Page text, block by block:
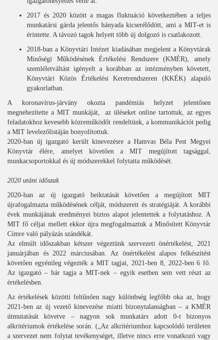
2017 és 2020 között a magas fluktuáció következtében a teljes
munkatársi gárda jelentős hányada kicserélődött, ami a MIT-et is
érintette. A távozó tagok helyett több új dolgozó is csatlakozott.
2018-ban a Könyvtári Intézet kiadásában megjelent a Könyvtárak
Minőségi Működésének Értékelési Rendszere (KMÉR), amely
szemléletváltást igényelt a korábban az intézményben követett,
Könyvtári Közös Értékelési Keretrendszeren (KKÉK) alapuló
gyakorlatban.
A koronavírus-járvány okozta pandémiás helyzet jelentősen
megnehezítette a MIT munkáját, az üléseket online tartottuk, az egyes
feladatokhoz kevesebb közreműködőt rendeltünk, a kommunikációt pedig
a MIT levelezőlistáján bonyolítottuk.
2020-ban új igazgató került kinevezésre a Hamvas Béla Pest Megyei
Könyvtár élére, amelyet követően a MIT megújított tagsággal,
munkacsoportokkal és új módszerekkel folytatta működését.
2020 utáni időszak
2020-ban az új igazgató beiktatását követően a megújított MIT
újrafogalmazta működésének célját, módszereit és stratégiáját. A korábbi
évek munkájának eredményei biztos alapot jelentettek a folytatáshoz. A
MIT fő céljai mellett ekkor újra megfogalmaztuk a Minősített Könyvtár
Címre való pályázás szándékát.
Az elmúlt időszakban kétszer végeztünk szervezeti önértékelést, 2021
januárjában és 2022 márciusában. Az önértékelést alapos felkészítést
követően egyénileg végezték a MIT tagjai, 2021-ben 8, 2022-ben 6 fő.
Az igazgató – bár tagja a MIT-nek – egyik esetben sem vett részt az
értékelésben.
Az értékelések közötti feltűnően nagy különbség legfőbb oka az, hogy
2021-ben az új vezető kinevezése miatti bizonytalanságban – a KMÉR
útmutatását követve – nagyon sok munkatárs adott 0-t bizonyos
alkritériumok értékelése során. („Az alkritériumhoz kapcsolódó területen
a szervezet nem folytat tevékenységet, illetve nincs erre vonatkozó vagy